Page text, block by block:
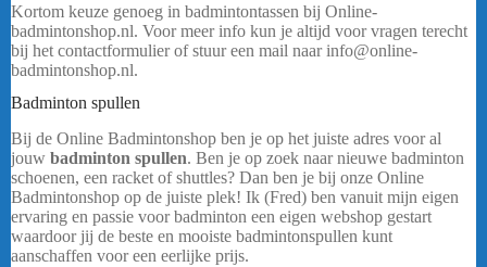
Kortom keuze genoeg in badmintontassen bij Online-
badmintonshop.nl. Voor meer info kun je altijd voor vragen terecht
bij het contactformulier of stuur een mail naar info@online-
badmintonshop.nl.
Badminton spullen
Bij de Online Badmintonshop ben je op het juiste adres voor al
jouw badminton spullen. Ben je op zoek naar nieuwe badminton
schoenen, een racket of shuttles? Dan ben je bij onze Online
Badmintonshop op de juiste plek! Ik (Fred) ben vanuit mijn eigen
ervaring en passie voor badminton een eigen webshop gestart
waardoor jij de beste en mooiste badmintonspullen kunt
aanschaffen voor een eerlijke prijs.